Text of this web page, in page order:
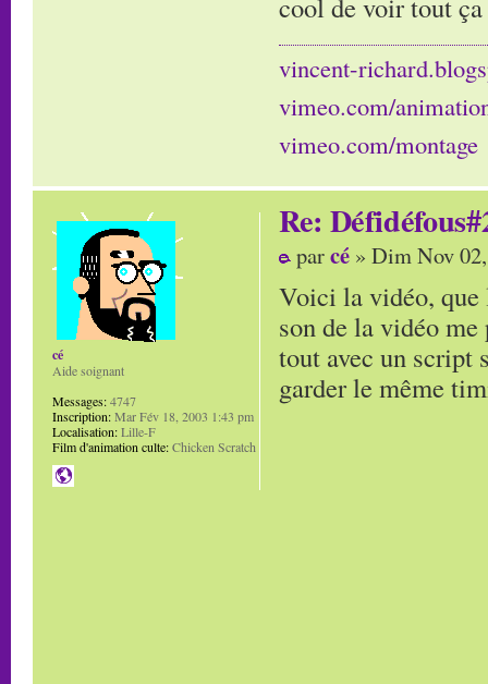
cool de voir tout
vincent-
vimeo.com/
vimeo.com/montage
Re:
parcé » Dim Nov
Voici la vidéo,
son de la vidéo
tout avec un script
garder le même
cé
Aide soignant
Messages:4747
Inscription:Mar Fév 18, 2003 1:43 pm
Localisation:Lille-F
Film d'animation culte:Chicken Scratch